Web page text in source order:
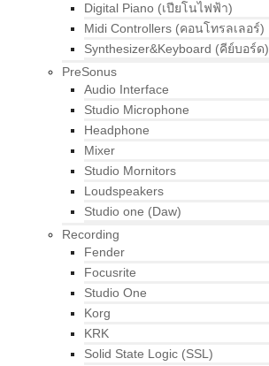
Digital Piano (เปียโนไฟฟ้า)
Midi Controllers (คอนโทรลเลอร์)
Synthesizer&Keyboard (คีย์บอร์ด)
PreSonus
Audio Interface
Studio Microphone
Headphone
Mixer
Studio Mornitors
Loudspeakers
Studio one (Daw)
Recording
Fender
Focusrite
Studio One
Korg
KRK
Solid State Logic (SSL)